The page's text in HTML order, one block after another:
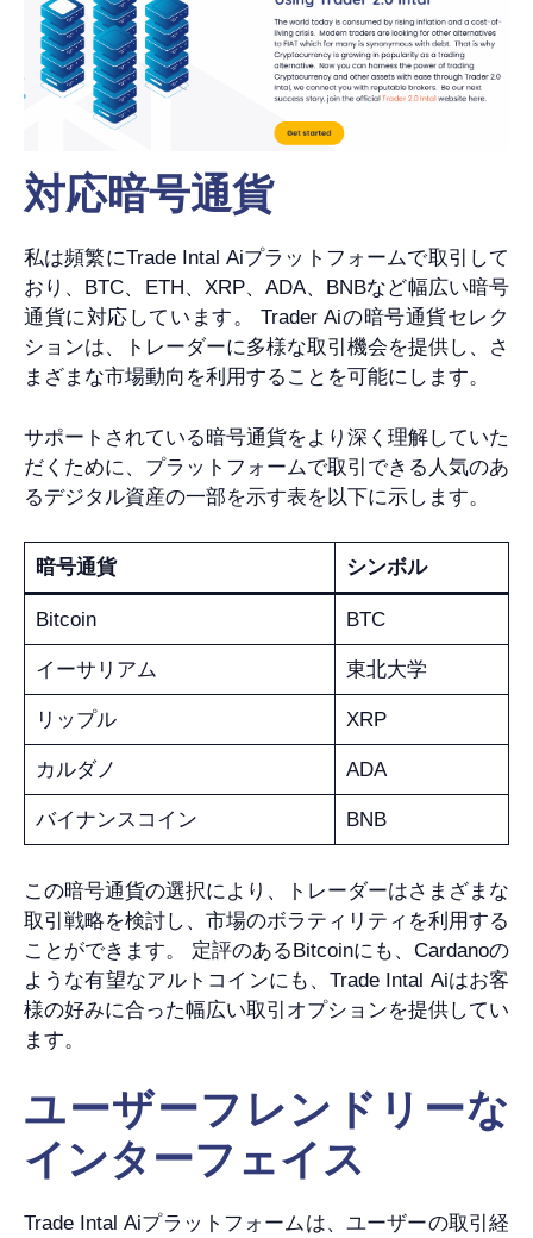
対応暗号通貨
私は頻繁にTrade Intal Aiプラットフォームで取引して
おり、BTC、ETH、XRP、ADA、BNBなど幅広い暗号
通貨に対応しています。 Trader Aiの暗号通貨セレク
ションは、トレーダーに多様な取引機会を提供し、さ
まざまな市場動向を利用することを可能にします。
サポートされている暗号通貨をより深く理解していた
だくために、プラットフォームで取引できる人気のあ
るデジタル資産の一部を示す表を以下に示します。
暗号通貨 シンボル
Bitcoin BTC
イーサリアム 東北大学
リップル XRP
カルダノ ADA
バイナンスコイン BNB
この暗号通貨の選択により、トレーダーはさまざまな
取引戦略を検討し、市場のボラティリティを利用する
ことができます。 定評のあるBitcoinにも、Cardanoの
ような有望なアルトコインにも、Trade Intal Aiはお客
様の好みに合った幅広い取引オプションを提供してい
ます。
ユーザーフレンドリーな
インターフェイス
Trade Intal Aiプラットフォームは、ユーザーの取引経